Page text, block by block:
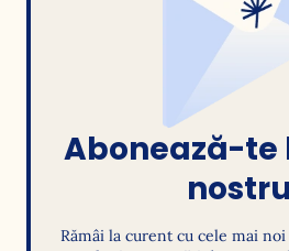
Abonează-te
Rămâi la curent cu cele mai